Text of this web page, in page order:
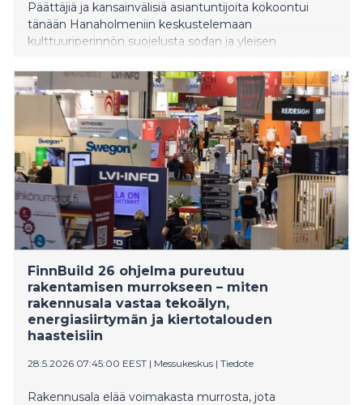
Päättäjiä ja kansainvälisiä asiantuntijoita kokoontui
tänään Hanaholmeniin keskustelemaan
kulttuuriperinnön suojelusta sodan ja yleisen
esitettiin konkreettisia suosituksia Pohjoismaiden ja
Baltian kulttuuriperintöalan kriisivalmiuden
vahvistamiseksi.
FinnBuild 26 ohjelma pureutuu
rakentamisen murrokseen – miten
rakennusala vastaa tekoälyn,
energiasiirtymän ja kiertotalouden
haasteisiin
28.5.2026 07:45:00 EEST | Messukeskus | Tiedote
Rakennusala elää voimakasta murrosta, jota